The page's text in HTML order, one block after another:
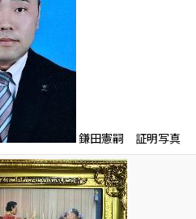
鎌田憲嗣 証明写真